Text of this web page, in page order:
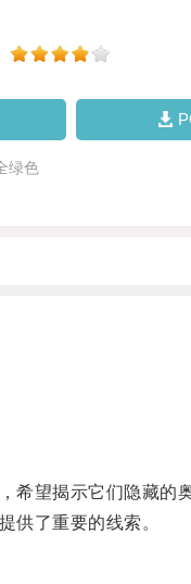
绿色
望揭示它们隐藏的奥
了重要的线索。